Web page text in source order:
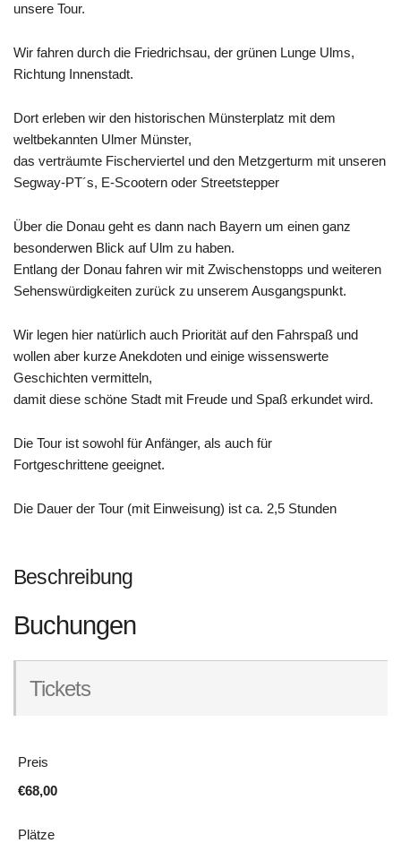
unsere Tour.
Wir fahren durch die Friedrichsau, der grünen Lunge Ulms,
Richtung Innenstadt.
Dort erleben wir den historischen Münsterplatz mit dem
weltbekannten Ulmer Münster,
das verträumte Fischerviertel und den Metzgerturm mit unseren
Segway-PT´s, E-Scootern oder Streetstepper
Über die Donau geht es dann nach Bayern um einen ganz
besonderwen Blick auf Ulm zu haben.
Entlang der Donau fahren wir mit Zwischenstopps und weiteren
Sehenswürdigkeiten zurück zu unserem Ausgangspunkt.
Wir legen hier natürlich auch Priorität auf den Fahrspaß und
wollen aber kurze Anekdoten und einige wissenswerte
Geschichten vermitteln,
damit diese schöne Stadt mit Freude und Spaß erkundet wird.
Die Tour ist sowohl für Anfänger, als auch für
Fortgeschrittene geeignet.
Die Dauer der Tour (mit Einweisung) ist ca. 2,5 Stunden
Beschreibung
Buchungen
Tickets
Preis
€68,00
Plätze